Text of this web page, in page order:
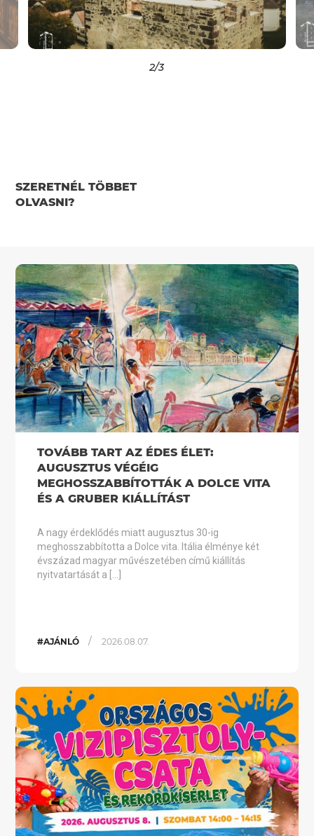
2/3
SZERETNÉL TÖBBET
OLVASNI?
TOVÁBB TART AZ ÉDES ÉLET:
AUGUSZTUS VÉGÉIG
MEGHOSSZABBÍTOTTÁK A DOLCE VITA
ÉS A GRUBER KIÁLLÍTÁST
A nagy érdeklődés miatt augusztus 30-ig
meghosszabbította a Dolce vita. Itália élménye két
évszázad magyar művészetében című kiállítás
nyitvatartását a […]
#AJÁNLÓ / 2026.08.07.